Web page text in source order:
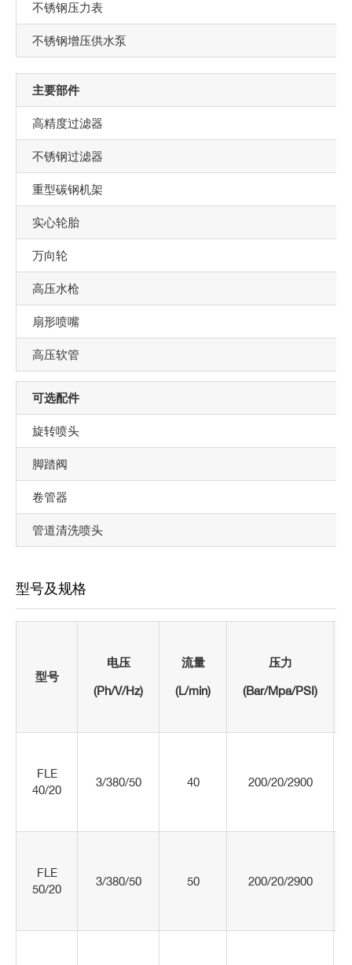
不锈钢压力表
不锈钢增压供水泵
主要部件
高精度过滤器
不锈钢过滤器
重型碳钢机架
实心轮胎
万向轮
高压水枪
扇形喷嘴
高压软管
可选配件
旋转喷头
脚踏阀
卷管器
管道清洗喷头
型号及规格
型号
电压
(Ph/V/Hz)
流量
(L/min)
压力
(Bar/Mpa/PSI)
FLE
40/20
3/380/50 40 200/20/2900
FLE
50/20
3/380/50 50 200/20/2900